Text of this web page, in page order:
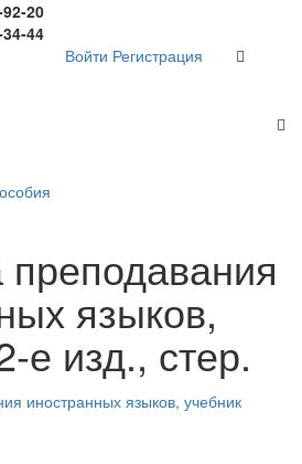
20
44
Войти Регистрация
языков,
е изд., стер.